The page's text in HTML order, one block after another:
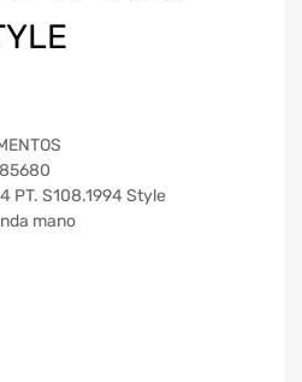
PT. S108.1994 Style
mano